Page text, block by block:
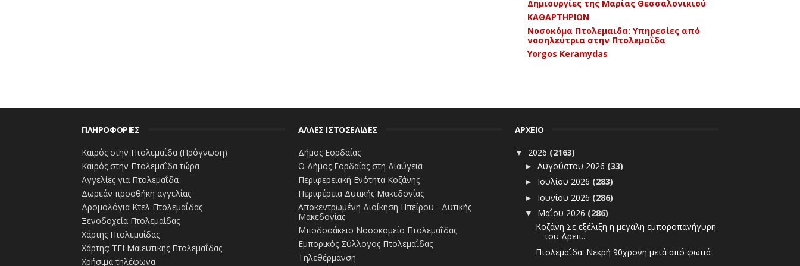
Δημιουργίες της Μαρίας Θεσσαλονικιού
ΚΑΘΑΡΤΗΡΙΟΝ
Νοσοκόμα Πτολεμαιδα: Υπηρεσίες από
νοσηλεύτρια στην Πτολεμαΐδα
Yorgos Keramydas
ΠΛΗΡΟΦΟΡΙΕΣ
Καιρός στην Πτολεμαΐδα (Πρόγνωση)
Καιρός στην Πτολεμαΐδα τώρα
Αγγελίες για Πτολεμαΐδα
Δωρεάν προσθήκη αγγελίας
Δρομολόγια Κτελ Πτολεμαΐδας
Ξενοδοχεία Πτολεμαίδας
Χάρτης Πτολεμαίδας
Χάρτης: ΤΕΙ Μαιευτικής Πτολεμαΐδας
Χρήσιμα τηλέφωνα
ΑΛΛΕΣ ΙΣΤΟΣΕΛΙΔΕΣ
Δήμος Εορδαίας
Ο Δήμος Εορδαίας στη Διαύγεια
Περιφερειακή Ενότητα Κοζάνης
Περιφέρεια Δυτικής Μακεδονίας
Αποκεντρωμένη Διοίκηση Ηπείρου - Δυτικής
Μακεδονίας
Μποδοσάκειο Νοσοκομείο Πτολεμαΐδας
Εμπορικός Σύλλογος Πτολεμαΐδας
Τηλεθέρμανση
ΑΡΧΕΙΟ
▼ 2026 (2163)
►Αυγούστου 2026 (33)
► Ιουλίου 2026 (283)
► Ιουνίου 2026 (286)
▼ Μαΐου 2026 (286)
Κοζάνη Σε εξέλιξη η μεγάλη εμποροπανήγυρη
του Δρεπ...
Πτολεμαΐδα: Νεκρή 90χρονη μετά από φωτιά